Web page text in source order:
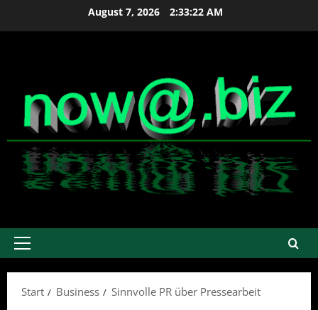
August 7, 2026 2:33:22 AM
Primäres
Start
Business Sinnvolle PR über Pressearbeit